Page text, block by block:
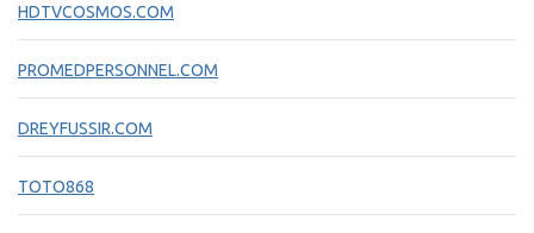
HDTVCOSMOS.COM
PROMEDPERSONNEL.COM
DREYFUSSIR.COM
TOTO868